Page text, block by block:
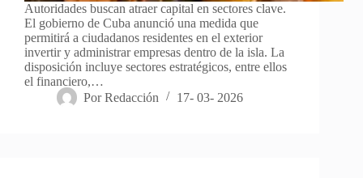
Autoridades buscan atraer capital en sectores clave.
El gobierno de Cuba anunció una medida que
permitirá a ciudadanos residentes en el exterior
invertir y administrar empresas dentro de la isla. La
disposición incluye sectores estratégicos, entre ellos
el financiero,…
Por Redacción 17- 03- 2026